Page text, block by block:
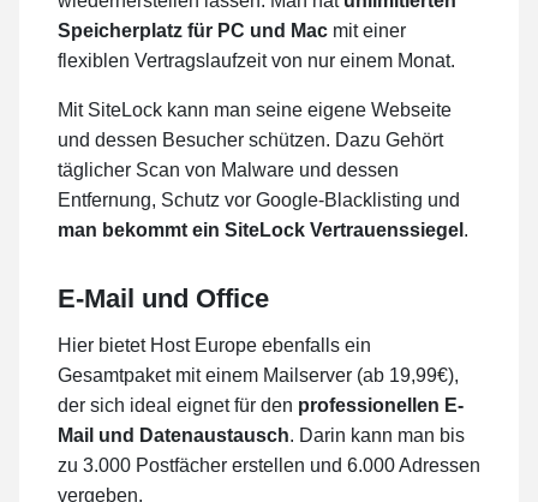
Speicherplatz für PC und Mac mit einer
flexiblen Vertragslaufzeit von nur einem Monat.
Mit SiteLock kann man seine eigene Webseite
und dessen Besucher schützen. Dazu Gehört
täglicher Scan von Malware und dessen
Entfernung, Schutz vor Google-Blacklisting und
man bekommt ein SiteLock Vertrauenssiegel .
E-Mail und Office
Hier bietet Host Europe ebenfalls ein
Gesamtpaket mit einem Mailserver (ab 19,99€),
der sich ideal eignet für den professionellen E-
Mail und Datenaustausch. Darin kann man bis
zu 3.000 Postfächer erstellen und 6.000 Adressen
vergeben.